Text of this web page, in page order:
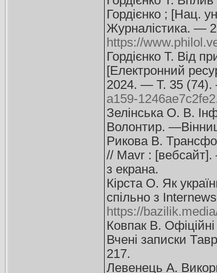
Гордієнко ; [Нац.
Журналістика. —
https://
Гордієнко Т. Від
[Електронний
2024. — Т. 35
a159-1246ae7c2fe2
Зелінська О. В.
Волонтир.
Рикова В.
// Mavr :
з екрана.
Кірста О. Як
спільно з
https://
Ковпак В.
Вчені записки
217.
Левенець А.